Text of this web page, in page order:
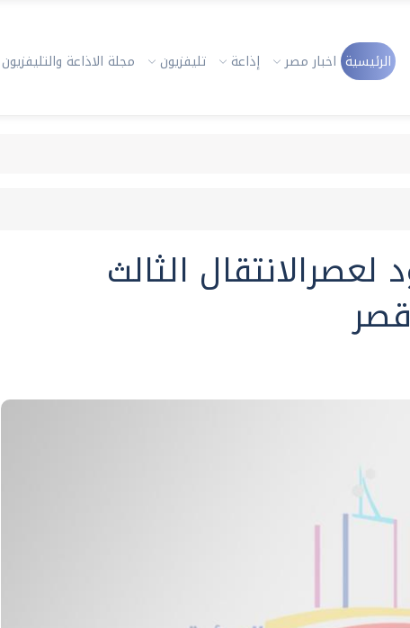
الرئيسية اخبار مصر إذاعة تليفزيون مجلة الاذاعة والتليفزيون
الثالث